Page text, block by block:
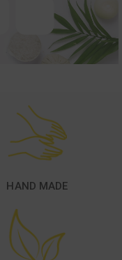
HAND MADE